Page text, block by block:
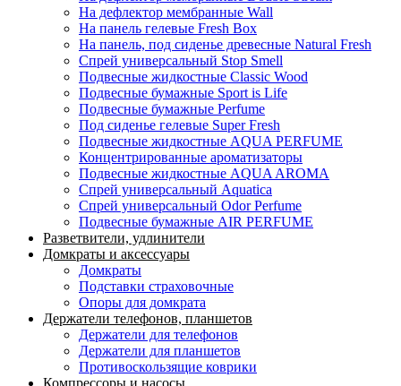
На дефлектор мембранные Wall
На панель гелевые Fresh Box
На панель, под сиденье древесные Natural Fresh
Спрей универсальный Stop Smell
Подвесные жидкостные Classic Wood
Подвесные бумажные Sport is Life
Подвесные бумажные Perfume
Под сиденье гелевые Super Fresh
Подвесные жидкостные AQUA PERFUME
Концентрированные ароматизаторы
Подвесные жидкостные AQUA AROMA
Спрей универсальный Aquatica
Спрей универсальный Odor Perfume
Подвесные бумажные AIR PERFUME
Разветвители, удлинители
Домкраты и аксессуары
Домкраты
Подставки страховочные
Опоры для домкрата
Держатели телефонов, планшетов
Держатели для телефонов
Держатели для планшетов
Противоскользящие коврики
Компрессоры и насосы